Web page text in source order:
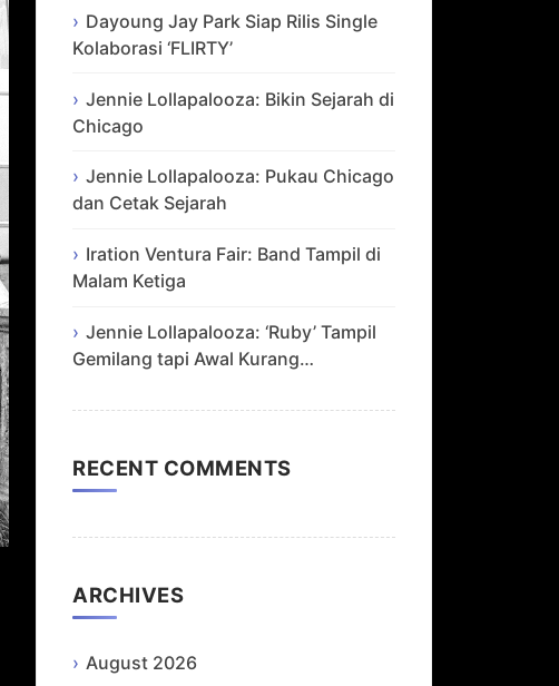
Dayoung Jay Park Siap Rilis Single
Kolaborasi ‘FLIRTY’
Jennie Lollapalooza: Bikin Sejarah di
Chicago
Jennie Lollapalooza: Pukau Chicago
dan Cetak Sejarah
Iration Ventura Fair: Band Tampil di
Malam Ketiga
Jennie Lollapalooza: ‘Ruby’ Tampil
Gemilang tapi Awal Kurang…
RECENT COMMENTS
ARCHIVES
August 2026